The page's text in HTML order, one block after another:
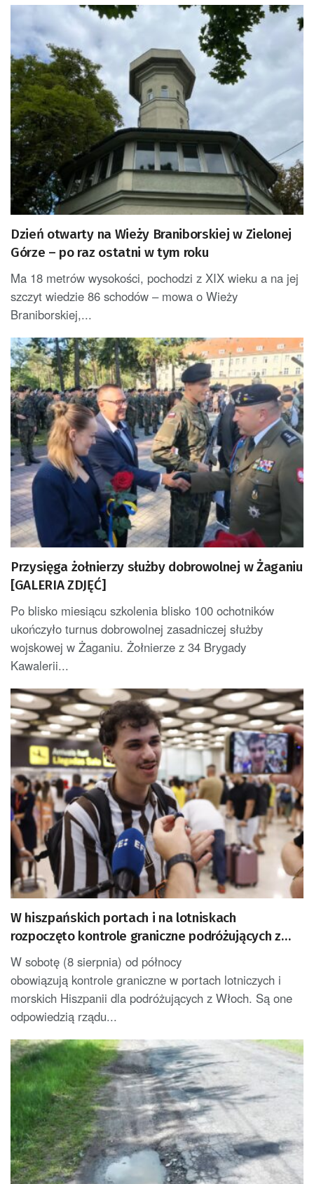
Dzień otwarty na Wieży Braniborskiej w Zielonej
Górze – po raz ostatni w tym roku
Ma 18 metrów wysokości, pochodzi z XIX wieku a na jej
szczyt wiedzie 86 schodów – mowa o Wieży
Braniborskiej,...
Przysięga żołnierzy służby dobrowolnej w Żaganiu
[GALERIA ZDJĘĆ]
Po blisko miesiącu szkolenia blisko 100 ochotników
ukończyło turnus dobrowolnej zasadniczej służby
wojskowej w Żaganiu. Żołnierze z 34 Brygady
Kawalerii...
W hiszpańskich portach i na lotniskach
rozpoczęto kontrole graniczne podróżujących z
Włoch
W sobotę (8 sierpnia) od północy
obowiązują kontrole graniczne w portach lotniczych i
morskich Hiszpanii dla podróżujących z Włoch. Są one
odpowiedzią rządu...